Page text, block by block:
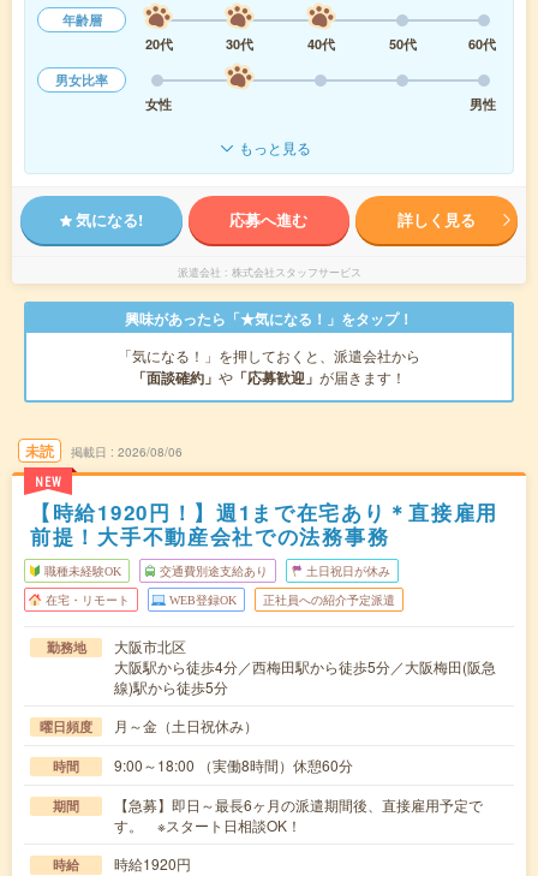
年齢層
20代
30代 40代 50代
60代
男女比率
女性
男性
もっと見る
気になる! 応募へ進む 詳しく見る
派遣会社 株式会社スタッフサービス
興味があったら「★気になる！」をタップ！
「気になる！」を押しておくと、派遣会社から
「面談確約」 や 「応募歓迎」 が届きます！
未読
NEW
掲載日 2026/08/06
【時給1920円！】週1まで在宅あり＊直接雇用
前提！大手不動産会社での法務事務
職種未経験OK 交通費別途支給あり 土日祝日が休み
在宅・リモート WEB登録OK 正社員への紹介予定派遣
勤務地
大阪市北区
大阪駅から徒歩4分／西梅田駅から徒歩5分／大阪梅田(阪急
線)駅から徒歩5分
曜日頻度 月～金（土日祝休み）
時間 9:00～18:00 （実働8時間）休憩60分
期間
【急募】即日～最長6ヶ月の派遣期間後、直接雇用予定で
す。 ※スタート日相談OK！
時給 時給1920円